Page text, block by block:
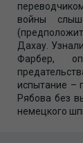
войны
Дахау.
Фарбер,
испытание –
Рябова без
немецкого